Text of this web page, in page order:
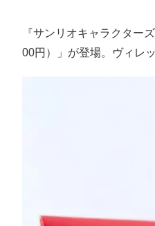
『サンリオキャラクター
00円）」が登場。ヴィレ